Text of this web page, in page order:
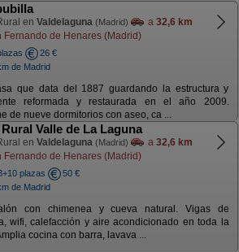
en Valdelaguna (Madrid) a 32,6 km
Fernando de Henares (Madrid)
26 €
de Madrid
que data del 1887 guardando la estructura y
reformada y restaurada en el año 2009.
de nueve dormitorios con aseo, ca ...
Valle de La Laguna
en Valdelaguna (Madrid) a 32,6 km
Fernando de Henares (Madrid)
plazas
50 €
de Madrid
con chimenea y cueva natural. Vigas de
wifi, calefacción y aire acondicionado en toda la
cocina con barra, lavava ...